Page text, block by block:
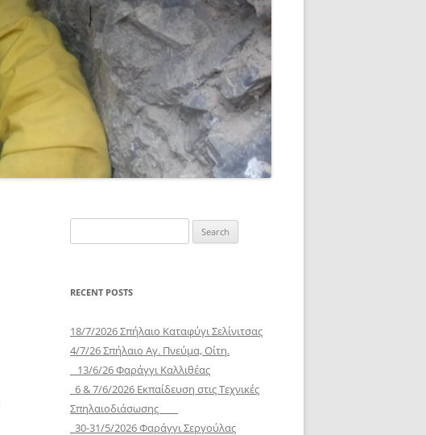
for:
RECENT POSTS
18/7/2026 Σπήλαιο Καταφύγι Σελίνιτσας
4/7/26 Σπήλαιο Αγ. Πνεύμα, Οίτη.
13/6/26 Φαράγγι Καλλιθέας
6 & 7/6/2026 Εκπαίδευση στις Τεχνικές
Σπηλαιοδιάσωσης
30-31/5/2026 Φαράγγι Σεργούλας